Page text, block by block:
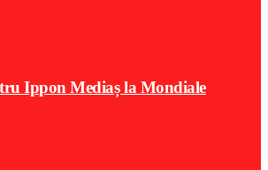
Ippon Mediaș la Mondiale